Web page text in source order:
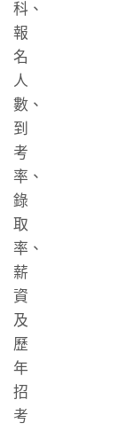
科、
報
名
人
數、
到
考
率、
錄
取
率、
薪
資
及
歷
年
招
考